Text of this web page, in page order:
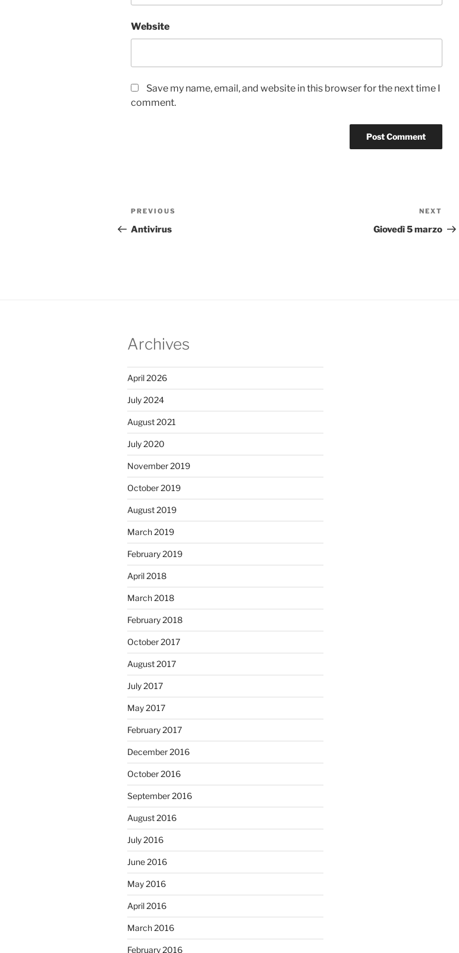
Website
Save my name, email, and website in this browser for the next time I
comment.
Post
navigation
Previous
Post
PREVIOUS
Antivirus
Post
NEXT
Giovedì 5 marzo
Archives
April 2026
July 2024
August 2021
July 2020
November 2019
October 2019
August 2019
March 2019
February 2019
April 2018
March 2018
February 2018
October 2017
August 2017
July 2017
May 2017
February 2017
December 2016
October 2016
September 2016
August 2016
July 2016
June 2016
May 2016
April 2016
March 2016
February 2016